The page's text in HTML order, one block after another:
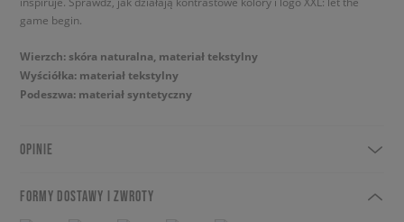
game begin.
Wierzch: skóra naturalna, materiał tekstylny
Wyściółka: materiał tekstylny
Podeszwa: materiał syntetyczny
OPINIE
FORMY DOSTAWY I ZWROTY